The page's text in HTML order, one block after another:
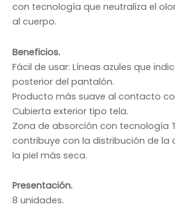
con tecnología que neutraliza el
al cuerpo.
Beneficios.
Fácil de usar: Líneas azules que
posterior del pantalón.
Producto más suave al contacto
Cubierta exterior tipo tela.
Zona de absorción con tecnología
contribuye con la distribución de la
la piel más seca.
Presentación.
8 unidades.